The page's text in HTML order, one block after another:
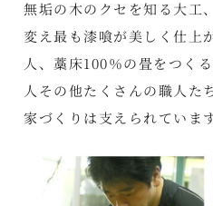
無垢の木のクセを知る大工
変え最も漆喰が美しく仕上
人、藁床100％の畳をつく
人その他たくさんの職人た
家づくりは支えられています